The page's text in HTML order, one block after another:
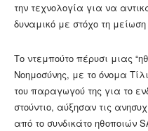
την τεχνολογία για να
δυναμικό με στόχο τη μείωση
Το ντεμπούτο πέρυσι μιας
Νοημοσύνης, με το όνομα
του παραγωγού της για το
στούντιο, αύξησαν τις
από το συνδικάτο ηθοποιών